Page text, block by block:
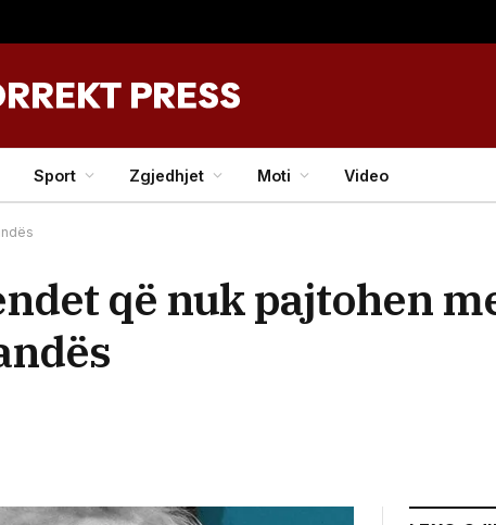
Sport Zgjedhjet Moti Video
që nuk pajtohen